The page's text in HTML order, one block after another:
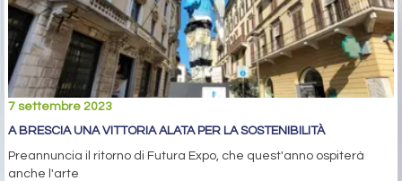
7 settembre 2023
A BRESCIA UNA VITTORIA ALATA PER LA SOSTENIBILITÀ
Preannuncia il ritorno di Futura Expo, che quest'anno ospiterà
anche l'arte